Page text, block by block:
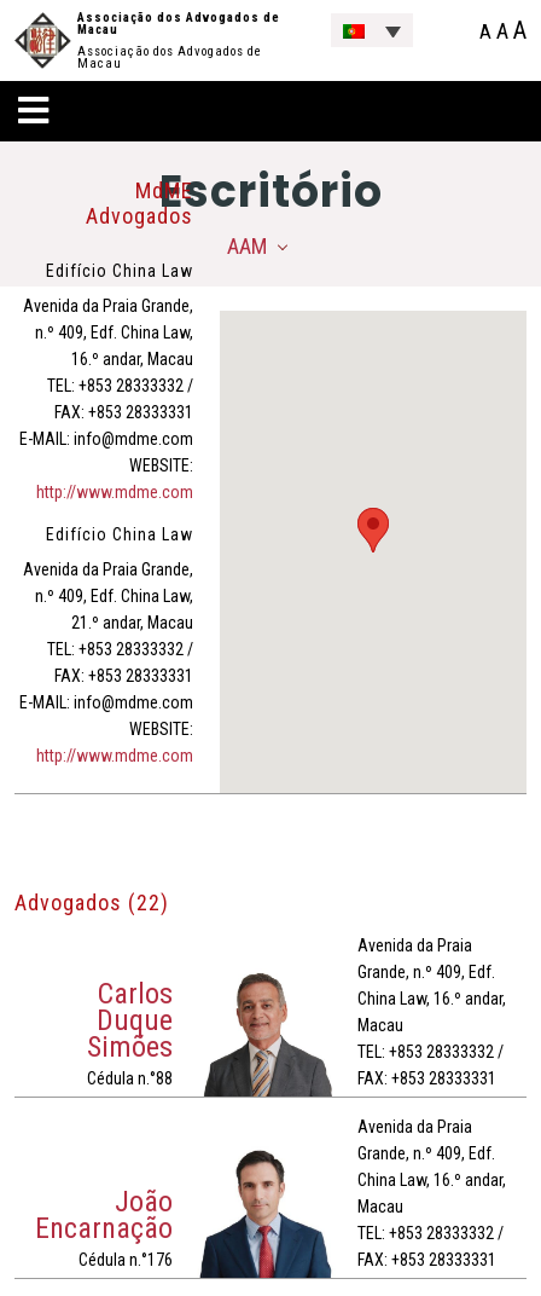
Associação dos Advogados de
Macau
Associação dos Advogados de
Macau
A AA
Escritório
AAM
MdME
Advogados
Edifício China Law
Avenida da Praia Grande,
n.º 409, Edf. China Law,
16.º andar, Macau
TEL: +853 28333332 /
FAX: +853 28333331
E-MAIL: info@mdme.com
WEBSITE:
http://www.mdme.com
Edifício China Law
Avenida da Praia Grande,
n.º 409, Edf. China Law,
21.º andar, Macau
TEL: +853 28333332 /
FAX: +853 28333331
E-MAIL: info@mdme.com
WEBSITE:
http://www.mdme.com
Advogados (22)
Carlos
Duque
Simões
Cédula n.°88
Avenida da Praia
Grande, n.º 409, Edf.
China Law, 16.º andar,
Macau
TEL: +853 28333332 /
FAX: +853 28333331
João
Encarnação
Cédula n.°176
Avenida da Praia
Grande, n.º 409, Edf.
China Law, 16.º andar,
Macau
TEL: +853 28333332 /
FAX: +853 28333331